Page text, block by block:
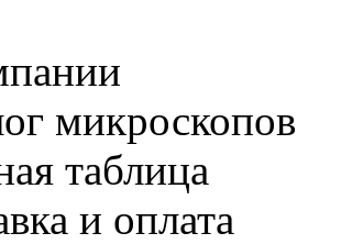
микроскопов
таблица
и оплата